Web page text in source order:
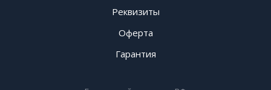
Реквизиты
Оферта
Гарантия